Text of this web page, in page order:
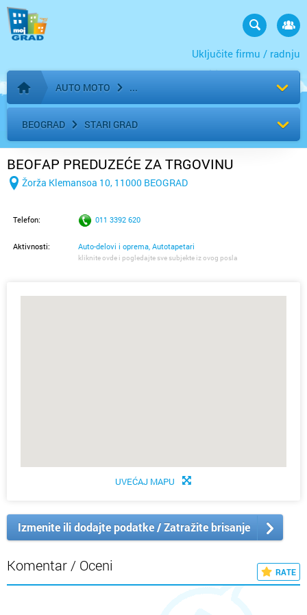
Uključite firmu / radnju
Početna stranica
AUTO MOTO
BEOGRAD STARI GRAD
BEOFAP PREDUZEĆE ZA TRGOVINU
Žorža Klemansoa 10, 11000 BEOGRAD
Telefon: 011 3392 620
Aktivnosti: Auto-delovi i oprema, Autotapetari
kliknite ovde i pogledajte sve subjekte iz ovog posla
UVEĆAJ MAPU
Izmenite ili dodajte podatke / Zatražite brisanje
Komentar / Oceni RATE